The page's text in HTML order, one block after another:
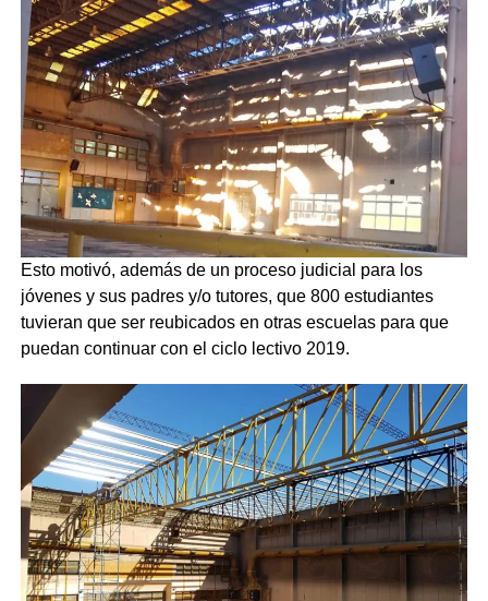
Esto motivó, además de un proceso judicial para los
jóvenes y sus padres y/o tutores, que 800 estudiantes
tuvieran que ser reubicados en otras escuelas para que
puedan continuar con el ciclo lectivo 2019.